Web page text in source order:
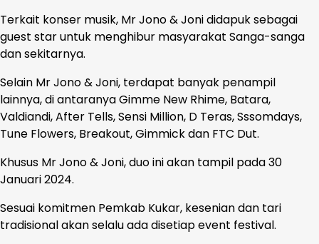
Terkait konser musik, Mr Jono & Joni didapuk sebagai
guest star untuk menghibur masyarakat Sanga-sanga
dan sekitarnya.
Selain Mr Jono & Joni, terdapat banyak penampil
lainnya, di antaranya Gimme New Rhime, Batara,
Valdiandi, After Tells, Sensi Million, D Teras, Sssomdays,
Tune Flowers, Breakout, Gimmick dan FTC Dut.
Khusus Mr Jono & Joni, duo ini akan tampil pada 30
Januari 2024.
Sesuai komitmen Pemkab Kukar, kesenian dan tari
tradisional akan selalu ada disetiap event festival.